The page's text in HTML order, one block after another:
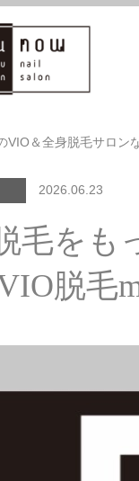
VIO＆全身脱毛サロン
2026.06.23
毛をも
脱毛